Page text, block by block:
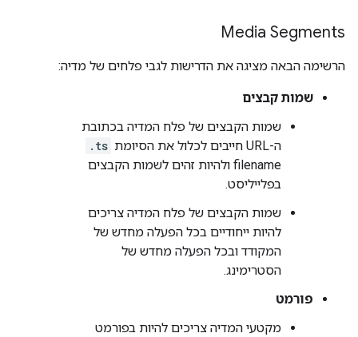
Media Segments
הרשימה הבאה מציגה את הדרישות לגבי פלחים של מדיה:
שמות קבצים
שמות הקבצים של פלח המדיה בכתובת
ה-URL חייבים לכלול את הסיומת
.ts
filename ולהיות זהים לשמות הקבצים
בפלייליסט.
שמות הקבצים של פלח המדיה צריכים
להיות ייחודיים בכל הפעלה מחדש של
המקודד ובכל הפעלה מחדש של
הסטרימינג.
פורמט
מקטעי המדיה צריכים להיות בפורמט